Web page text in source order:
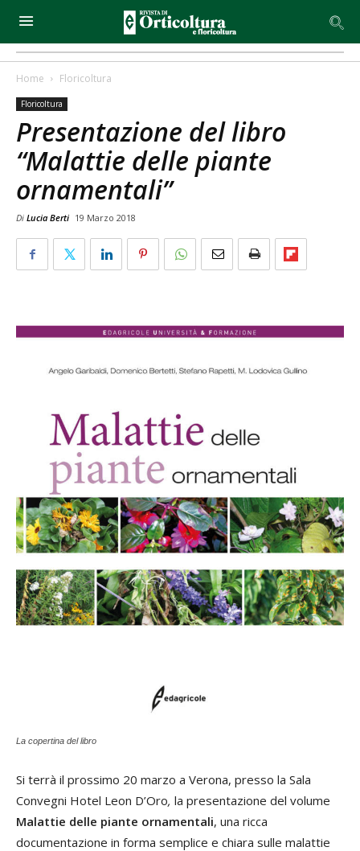
Home Floricoltura
Floricoltura
Presentazione del libro
“Malattie delle piante
ornamentali”
Di Lucia Berti 19 Marzo 2018
La copertina del libro
Si terrà il prossimo 20 marzo a Verona, presso la Sala
Convegni Hotel Leon D’Oro, la presentazione del volume
Malattie delle piante ornamentali, una ricca
documentazione in forma semplice e chiara sulle malattie